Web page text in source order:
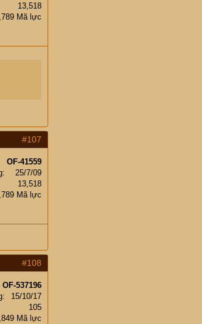
13,518
Mã lực
#107
OF-41559
25/7/09
13,518
Mã lực
#108
OF-537196
15/10/17
105
Mã lực